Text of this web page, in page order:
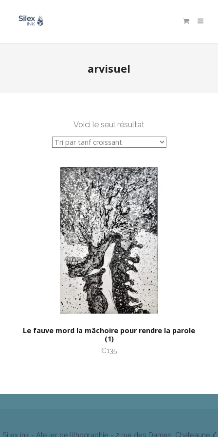
arvisuel
Voici le seul résultat
Le fauve mord la mâchoire pour rendre la parole
(1)
€135
Silex ink - Atelier de lithographie - 2 rue des Dames, Chateauneuf